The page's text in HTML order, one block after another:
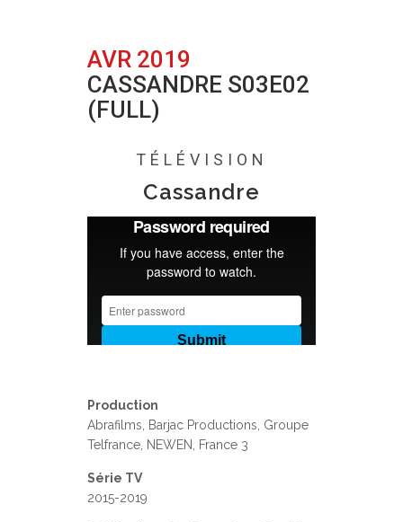
AVR 2019
CASSANDRE S03E02
(FULL)
TÉLÉVISION
Cassandre
Production
Abrafilms, Barjac Productions, Groupe
Telfrance, NEWEN, France 3
Série TV
2015-2019